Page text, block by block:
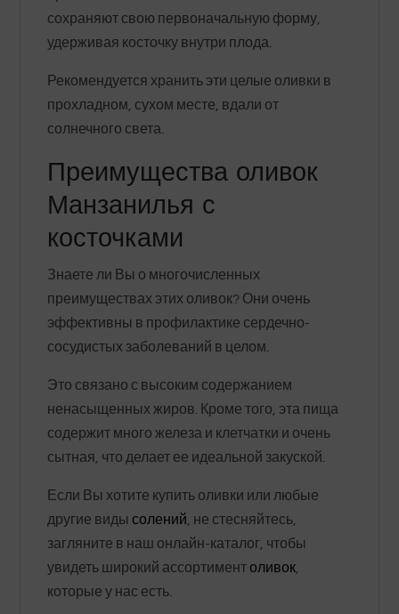
сохраняют свою первоначальную форму,
удерживая косточку внутри плода.
Рекомендуется хранить эти целые оливки в
прохладном, сухом месте, вдали от
солнечного света.
Преимущества оливок
Манзанилья с
косточками
Знаете ли Вы о многочисленных
преимуществах этих оливок? Они очень
эффективны в профилактике сердечно-
сосудистых заболеваний в целом.
Это связано с высоким содержанием
ненасыщенных жиров. Кроме того, эта пища
содержит много железа и клетчатки и очень
сытная, что делает ее идеальной закуской.
Если Вы хотите купить оливки или любые
другие виды солений , не стесняйтесь,
загляните в наш онлайн-каталог, чтобы
увидеть широкий ассортиментоливок
которые у нас есть.